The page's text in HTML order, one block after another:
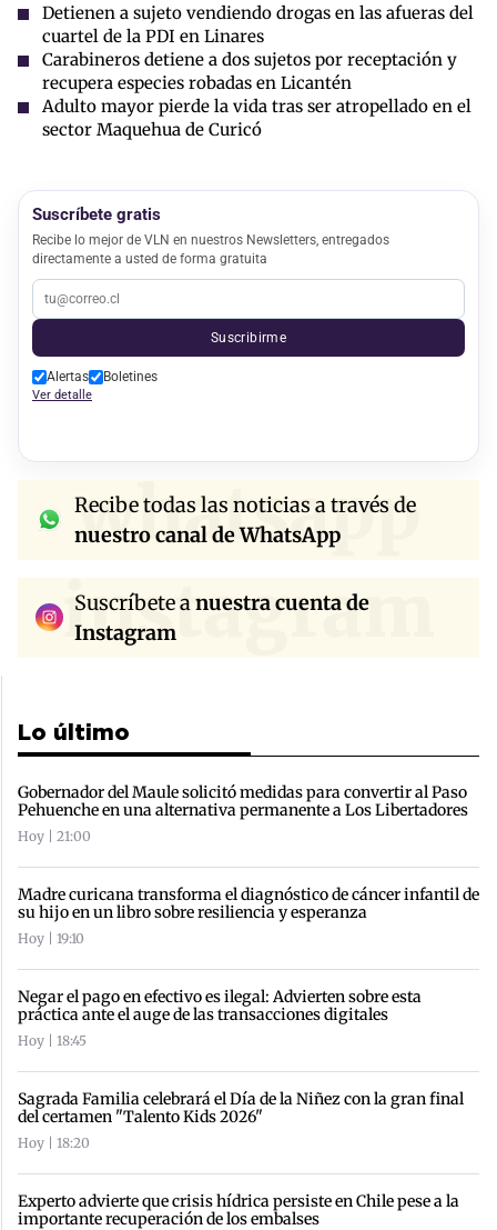
Detienen a sujeto vendiendo drogas en las afueras del
cuartel de la PDI en Linares
Carabineros detiene a dos sujetos por receptación y
recupera especies robadas en Licantén
Adulto mayor pierde la vida tras ser atropellado en el
sector Maquehua de Curicó
Suscríbete gratis
Recibe lo mejor de VLN en nuestros Newsletters, entregados
directamente a usted de forma gratuita
Suscribirme
Alertas Boletines
Ver detalle
whatsapp
Recibe todas las noticias a través de
nuestro canal de WhatsApp
instagram
Suscríbete anuestra cuenta de
Instagram
Lo último
Gobernador del Maule solicitó medidas para convertir al Paso
Pehuenche en una alternativa permanente a Los Libertadores
Hoy | 21:00
Madre curicana transforma el diagnóstico de cáncer infantil de
su hijo en un libro sobre resiliencia y esperanza
Hoy | 19:10
Negar el pago en efectivo es ilegal: Advierten sobre esta
práctica ante el auge de las transacciones digitales
Hoy | 18:45
Sagrada Familia celebrará el Día de la Niñez con la gran final
del certamen "Talento Kids 2026"
Hoy | 18:20
Experto advierte que crisis hídrica persiste en Chile pese a la
importante recuperación de los embalses